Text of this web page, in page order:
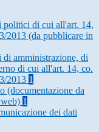
politici di cui all'art. 14,
2013 (da pubblicare in
amministrazione, di
di cui all'art. 14, co.
2013 1
(documentazione da
1
dei dati